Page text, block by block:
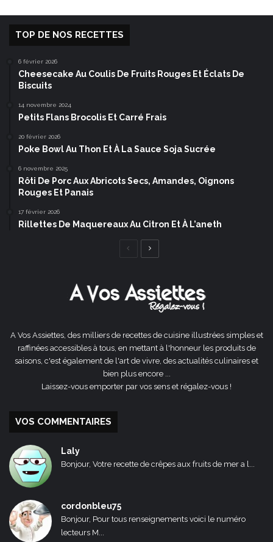
TOP DE NOS RECETTES
6 février 2026
Cheesecake Au Coulis De Fruits Rouges Et Éclats De
Biscuits
14 novembre 2024
Petits Flans Brocolis Et Carré Frais
20 février 2026
Poke Bowl Au Thon Et À La Sauce Soja Sucrée
6 novembre 2025
Rôti De Porc Aux Abricots Secs, Amandes, Oignons
Rouges Et Panais
17 février 2026
Rillettes De Maquereaux Au Citron Et À L’aneth
Page
A Vos Assiettes, des milliers de recettes de cuisine illustrées simples et
raffinées accessibles à tous, en mettant à l'honneur les produits de
saisons, c'est également de l'art de vivre, des actualités culinaires et
bien plus encore ...
Laissez-vous emporter par vos sens et régalez-vous !
VOS COMMENTAIRES
Laly
Bonjour, Votre recette de crêpes aux fruits de mer a l...
cordonbleu75
Bonjour, Pour tous renseignements voici le numéro
lecteurs M...